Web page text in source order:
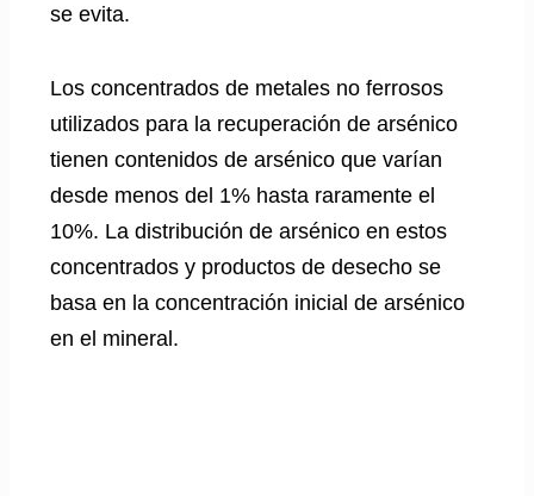
se evita.
Los concentrados de metales no ferrosos
utilizados para la recuperación de arsénico
tienen contenidos de arsénico que varían
desde menos del 1% hasta raramente el
10%. La distribución de arsénico en estos
concentrados y productos de desecho se
basa en la concentración inicial de arsénico
en el mineral.